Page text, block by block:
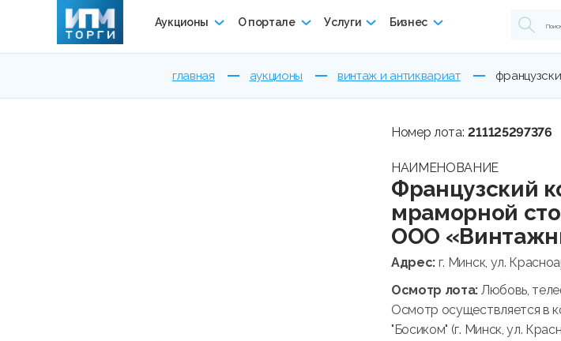
Аукционы О портале Услуги Бизнес
главная аукционы винтаж и антиквариат
Номер лота: 211125297376
НАИМЕНОВАНИЕ
Французский
мраморной
ООО
Адрес: г. Минск, ул.
Осмотр лота: Любовь,
Осмотр осуществляется в
"Босиком" (г. Минск, ул.